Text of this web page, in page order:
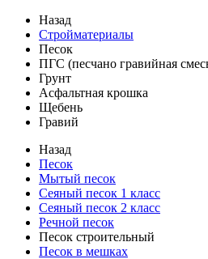
Назад
Стройматериалы
Песок
ПГС (песчано гравийная
Грунт
Асфальтная крошка
Щебень
Гравий
Назад
Песок
Мытый песок
Сеяный песок 1 класс
Сеяный песок 2 класс
Речной песок
Песок строительный
Песок в мешках